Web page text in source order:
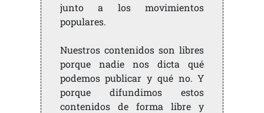
junto a los movimientos
populares.
Nuestros contenidos son libres
porque nadie nos dicta qué
podemos publicar y qué no. Y
porque difundimos estos
contenidos de forma libre y